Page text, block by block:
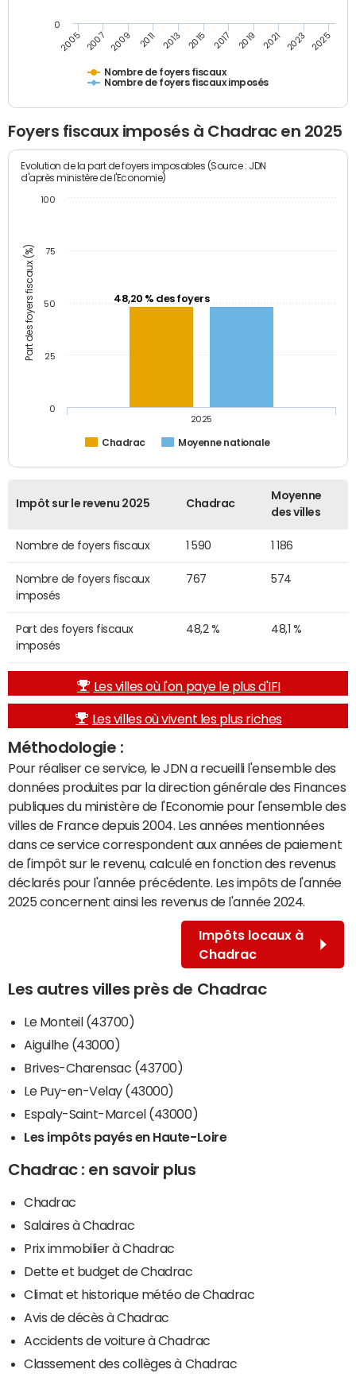
Nombre de foyers fiscaux
Nombre de foyers fiscaux imposés
2005 2007 2009 2011 2013 2015 2017 2019 2021 2023 2025
0
Foyers fiscaux imposés à Chadrac en 2025
Part des foyers fiscaux (%)
Evolution de la part de foyers imposables (Source : JDN
d'après ministère de l'Economie)
48,20 % des foyers
Chadrac Moyenne nationale
2025
0
25
50
75
100
Impôt sur le revenu 2025 Chadrac
Moyenne
des villes
Nombre de foyers fiscaux 1 590 1 186
Nombre de foyers fiscaux
imposés
767 574
Part des foyers fiscaux
imposés
48,2 % 48,1 %
Les villes où l'on paye le plus d'IFI
Les villes où vivent les plus riches
Méthodologie :
Pour réaliser ce service, le JDN a recueilli l'ensemble des
données produites par la direction générale des Finances
publiques du ministère de l'Economie pour l'ensemble des
villes de France depuis 2004. Les années mentionnées
dans ce service correspondent aux années de paiement
de l'impôt sur le revenu, calculé en fonction des revenus
déclarés pour l'année précédente. Les impôts de l'année
2025 concernent ainsi les revenus de l'année 2024.
Impôts locaux à
Chadrac
Les autres villes près de Chadrac
Le Monteil (43700)
Aiguilhe (43000)
Brives-Charensac (43700)
Le Puy-en-Velay (43000)
Espaly-Saint-Marcel (43000)
Les impôts payés en Haute-Loire
Chadrac : en savoir plus
Chadrac
Salaires à Chadrac
Prix immobilier à Chadrac
Dette et budget de Chadrac
Climat et historique météo de Chadrac
Avis de décès à Chadrac
Accidents de voiture à Chadrac
Classement des collèges à Chadrac